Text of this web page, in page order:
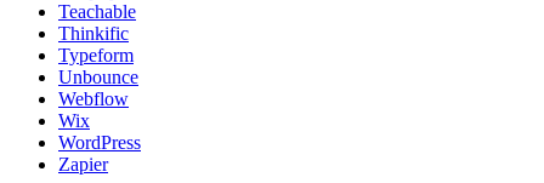
Teachable
Thinkific
Typeform
Unbounce
Webflow
Wix
WordPress
Zapier